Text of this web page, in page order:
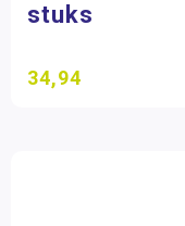
stuks
34,94